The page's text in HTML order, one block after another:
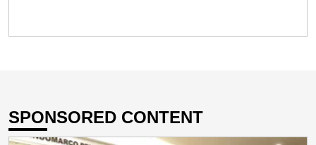
SPONSORED CONTENT